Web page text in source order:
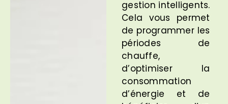
gestion intelligents.
Cela vous permet
de programmer les
périodes de
chauffe,
d’optimiser la
consommation
d’énergie et de